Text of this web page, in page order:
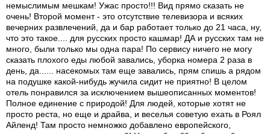
немыслимым мешкам! Ужас просто!!! Вид прямо сказать не
очень! Второй момент - это отсутствие телевизора и всяких
вечерних развлечений, да и бар работает только до 21 часа, ну,
что это такое.... для русских просто кашмар! ДА и русских там не
много, были только мы одна пара! По сервису ничего не могу
сказать плохого еды любой завались, уборка номера 2 раза в
день, да...... насекомых там еще завались, прям спишь а рядом
на подушке какой-нибудь жучила сидит не приятно! В целом
отель понравился за исключением вышеописанных моментов!
Полное единение с природой! Для людей, которые хотят не
просто реста, но еще и драйва, и веселья советую ехать в Роял
Айленд! Там просто немножко добавлено европейского,